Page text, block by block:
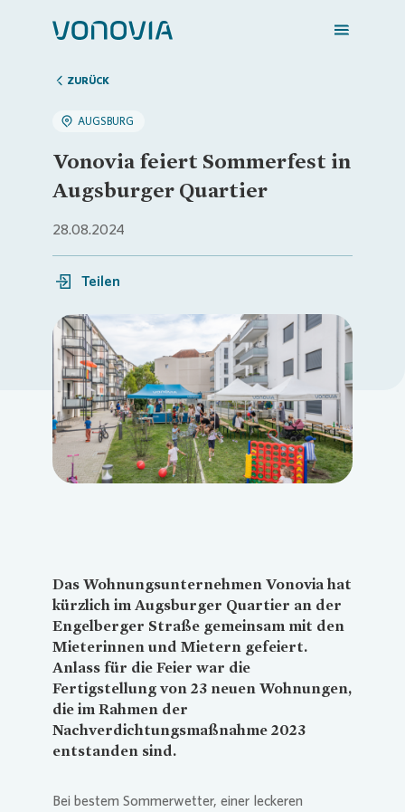
Zuhause finden
Mein Zuhause
Meine Stadt
Weitere Angebote
Login
ZURÜCK
AUGSBURG
Vonovia feiert Sommerfest in
Augsburger Quartier
28.08.2024
Teilen
Loading...
Das Wohnungsunternehmen Vonovia hat
kürzlich im Augsburger Quartier an der
Engelberger Straße gemeinsam mit den
Mieterinnen und Mietern gefeiert.
Anlass für die Feier war die
Fertigstellung von 23 neuen Wohnungen,
die im Rahmen der
Nachverdichtungsmaßnahme 2023
entstanden sind.
Bei bestem Sommerwetter, einer leckeren